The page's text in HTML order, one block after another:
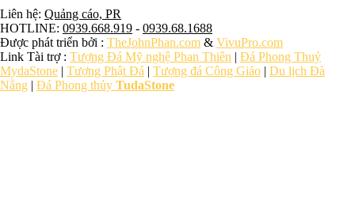
Liên hệ: Quảng cáo, PR
HOTLINE: 0939.668.919 - 0939.68.1688
Được phát triển bởi : TheJohnPhan.com & VivuPro.com
Link Tài trợ : Tượng Đá Mỹ nghệ Phan Thiên | Đá Phong Thuỷ
MydaStone | Tượng Phật Đá | Tượng đá Công Giáo | Du lịch Đà
Nẵng | Đá Phong thủy TudaStone